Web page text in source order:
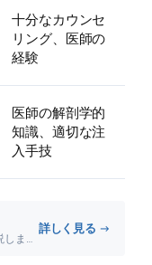
十分なカウンセ
リング、医師の
経験
医師の解剖学的
知識、適切な注
入手技
美容外科のリスクと法律について詳しく解説します。
詳しく見る →